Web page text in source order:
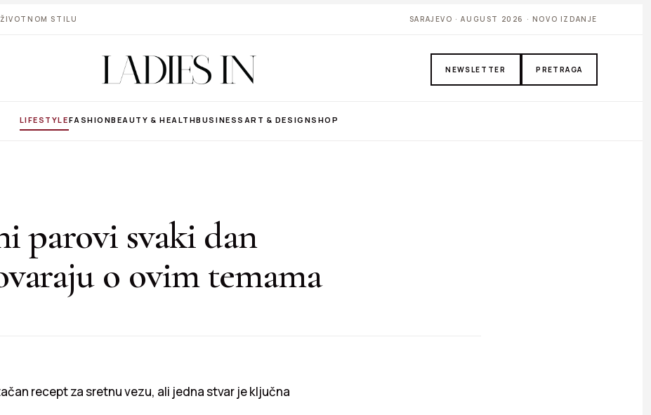
STILU SARAJEVO · AUGUST 2026 · NOVO IZDANJE
NEWSLETTER PRETRAGA
LIFESTYLEFASHIONBEAUTY & HEALTHBUSINESS ART & DESIGNSHOP
parovi svaki dan
o ovim temama
recept za sretnu vezu, ali jedna stvar je ključna